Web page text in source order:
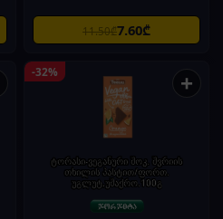
11.50₾7.60₾
-32% +
ტორასი-ვეგანური შოკ. შვრიის
თხილის პასტით/ფორთ.
უგლუტ,უშაქრო.100გ